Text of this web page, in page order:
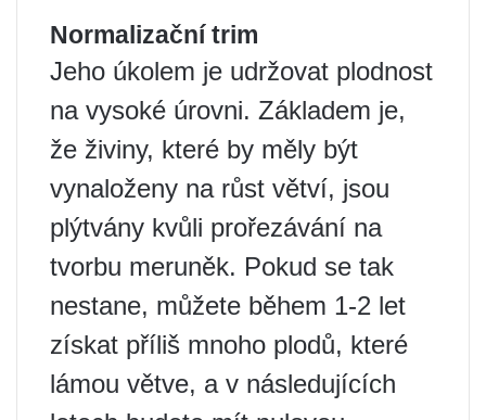
Normalizační trim
Jeho úkolem je udržovat plodnost
na vysoké úrovni. Základem je,
že živiny, které by měly být
vynaloženy na růst větví, jsou
plýtvány kvůli prořezávání na
tvorbu meruněk. Pokud se tak
nestane, můžete během 1-2 let
získat příliš mnoho plodů, které
lámou větve, a v následujících